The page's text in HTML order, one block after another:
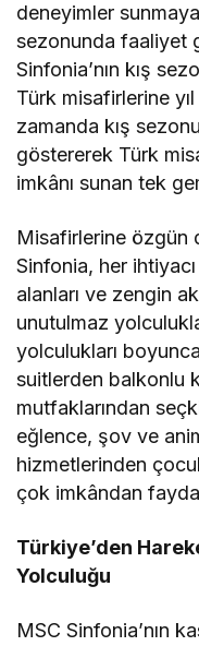
deneyimler
sezonundafaaliyet
Sinfonia’nın kış
Türk misafirlerine
zamanda kış
göstererek Türk
imkânı sunan tek
Misafirlerine özgün
Sinfonia, her
alanları ve zengin
unutulmaz
yolculukları
suitlerden balkonlu
mutfaklarından
eğlence, şov ve
hizmetlerinden
çok imkândan
Türkiye’den
Yolculuğu
MSCSinfonia’nın